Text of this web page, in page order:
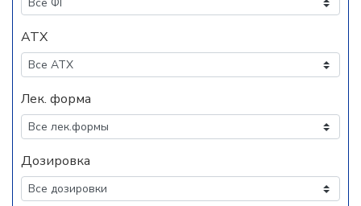
АТХ
Лек. форма
Дозировка